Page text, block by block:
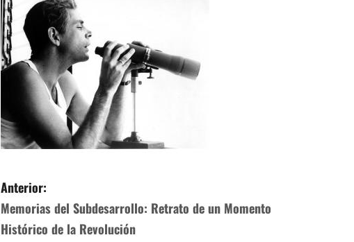
Anterior:
Memorias del Subdesarrollo: Retrato de un Momento
Histórico de la Revolución